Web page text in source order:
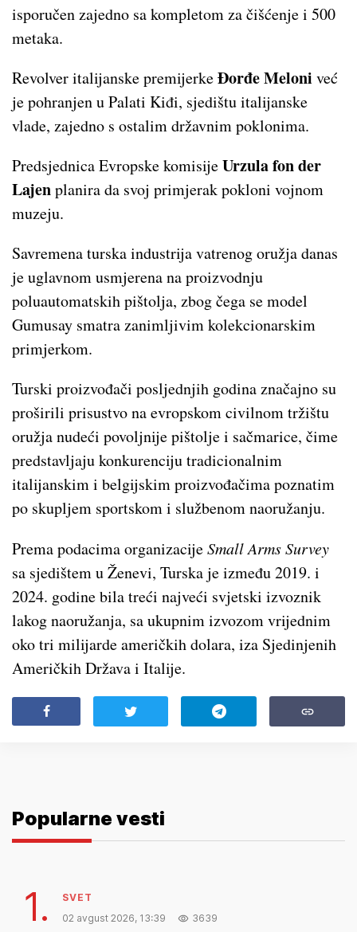
isporučen zajedno sa kompletom za čišćenje i 500
metaka.
Revolver italijanske premijerkeĐorđe Meloni već
je pohranjen u Palati Kiđi, sjedištu italijanske
vlade, zajedno s ostalim državnim poklonima.
Predsjednica Evropske komisijeUrzula fon der
Lajenplanira da svoj primjerak pokloni vojnom
muzeju.
Savremena turska industrija vatrenog oružja danas
je uglavnom usmjerena na proizvodnju
poluautomatskih pištolja, zbog čega se model
Gumusay smatra zanimljivim kolekcionarskim
primjerkom.
Turski proizvođači posljednjih godina značajno su
proširili prisustvo na evropskom civilnom tržištu
oružja nudeći povoljnije pištolje i sačmarice, čime
predstavljaju konkurenciju tradicionalnim
italijanskim i belgijskim proizvođačima poznatim
po skupljem sportskom i službenom naoružanju.
Prema podacima organizacijeSmall Arms Survey
sa sjedištem u Ženevi, Turska je između 2019. i
2024. godine bila treći najveći svjetski izvoznik
lakog naoružanja, sa ukupnim izvozom vrijednim
oko tri milijarde američkih dolara, iza Sjedinjenih
Američkih Država i Italije.
Popularne vesti
1.
SVET
02 avgust 2026, 13:39
3639